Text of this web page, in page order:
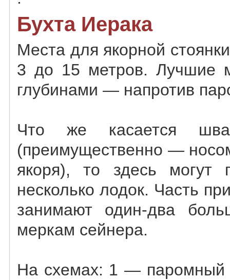
Бухта Иерака
Места для якорной
3 до 15 метров. Лучшие
глубинами — напротив
Что же касается
(преимущественно —
якоря), то здесь могут
несколько лодок. Часть
занимают один-два
меркам сейнера.
На схемах: 1 — паромный